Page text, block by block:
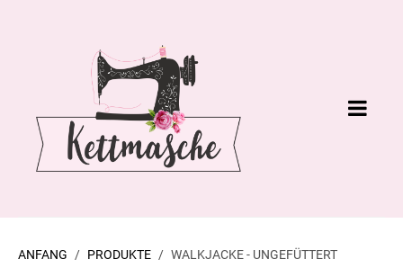
ANFANG PRODUKTE WALKJACKE - UNGEFÜTTERT